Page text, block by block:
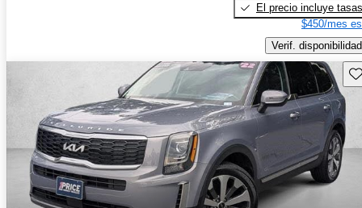
El precio incluye tasas
$450/mes
Verif. disponibilidad